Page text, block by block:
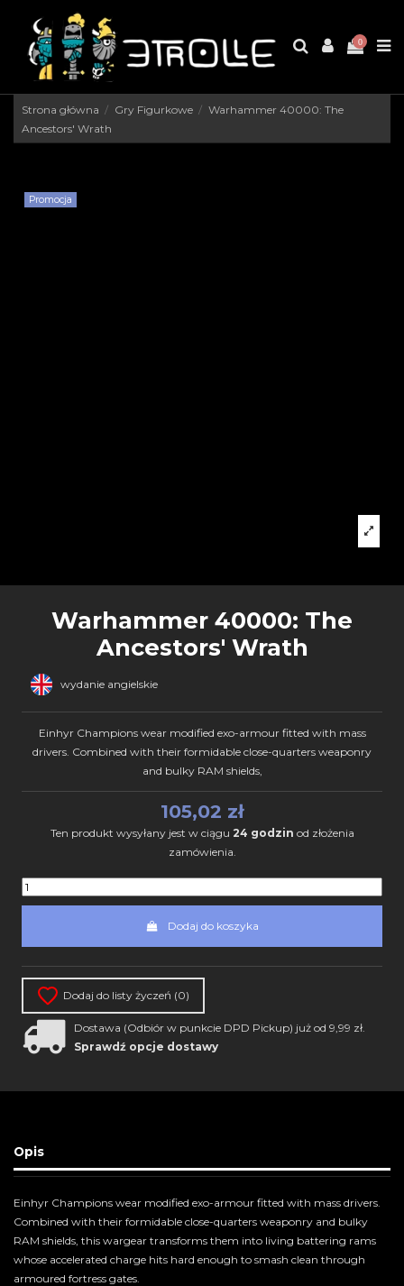
0
Strona główna Gry Figurkowe
Warhammer 40000: The
Ancestors' Wrath
Promocja
Warhammer 40000: The
Ancestors' Wrath
wydanie angielskie
Einhyr Champions wear modified exo-armour fitted with mass
drivers. Combined with their formidable close-quarters weaponry
and bulky RAM shields,
105,02 zł
Ten produkt wysyłany jest w ciągu 24 godzin od złożenia
zamówienia.
Dodaj do koszyka
Dodaj do listy życzeń (0)
Dostawa (Odbiór w punkcie DPD Pickup) już od 9,99 zł.
Sprawdź opcje dostawy
Opis
Einhyr Champions wear modified exo-armour fitted with mass drivers.
Combined with their formidable close-quarters weaponry and bulky
RAM shields, this wargear transforms them into living battering rams
whose accelerated charge hits hard enough to smash clean through
armoured fortress gates.